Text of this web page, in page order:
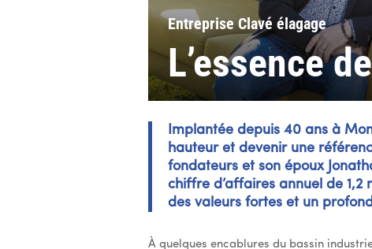
Entreprise Clavé élagage
L’essence
Implantée depuis 40 ans à
hauteur et devenir une
fondateurs et son époux
chiffre d’affaires annuel de 1,2
des valeurs fortes et un
À quelques encablures du bassin